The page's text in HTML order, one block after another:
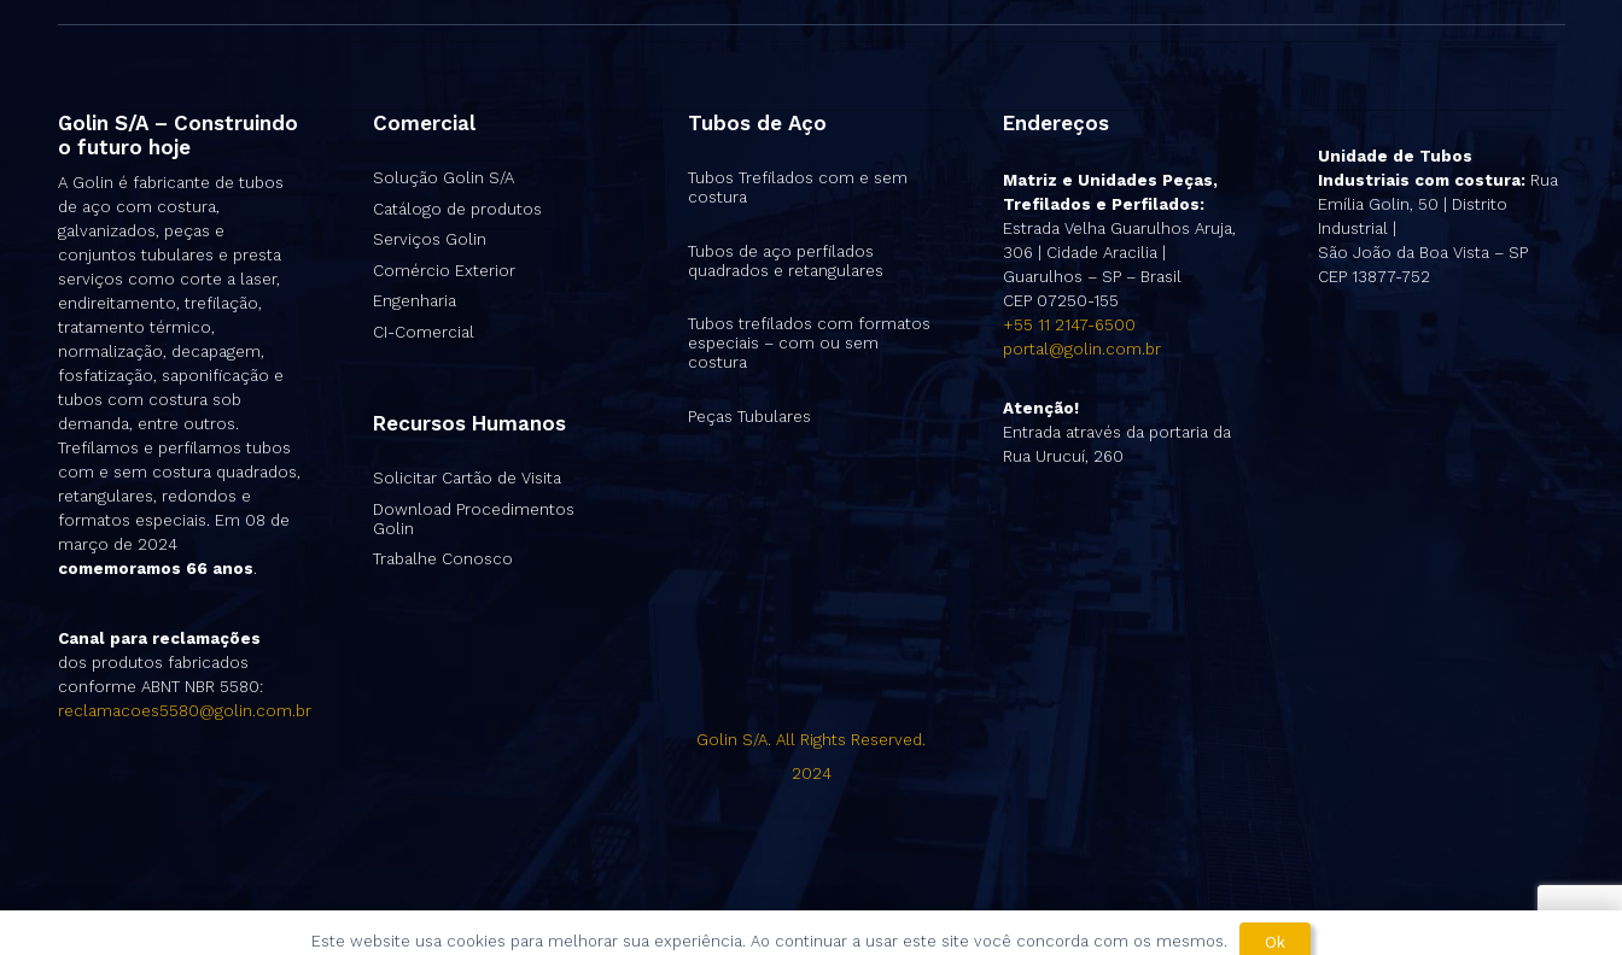
Golin S/A – Construindo
o futuro hoje
A Golin é fabricante de tubos
de aço com costura,
galvanizados, peças e
conjuntos tubulares e presta
serviços como corte a laser,
endireitamento, trefilação,
tratamento térmico,
normalização, decapagem,
fosfatização, saponificação e
tubos com costura sob
demanda, entre outros.
Trefilamos e perfilamos tubos
com e sem costura quadrados,
retangulares, redondos e
formatos especiais. Em 08 de
março de 2024
comemoramos 66 anos.
Canal para reclamações
dos produtos fabricados
conforme ABNT NBR 5580:
reclamacoes5580@golin.com.br
Comercial
Solução Golin S/A
Catálogo de produtos
Serviços Golin
Comércio Exterior
Engenharia
CI-Comercial
Recursos Humanos
Solicitar Cartão de Visita
Download Procedimentos
Golin
Trabalhe Conosco
Tubos de Aço
Tubos Trefilados com e sem
costura
Tubos de aço perfilados
quadrados e retangulares
Tubos trefilados com formatos
especiais – com ou sem
costura
Peças Tubulares
Endereços
Matriz e Unidades Peças,
Trefilados e Perfilados:
Estrada Velha Guarulhos Aruja,
306 | Cidade Aracilia |
Guarulhos – SP – Brasil
CEP 07250-155
+55 11 2147-6500
portal@golin.com.br
Atenção!
Entrada através da portaria da
Rua Urucuí, 260
Unidade de Tubos
Industriais com costura: Rua
Emília Golin, 50 | Distrito
Industrial |
São João da Boa Vista – SP
CEP 13877-752
Golin S/A. All Rights Reserved.
2024
Este website usa cookies para melhorar sua experiência. Ao continuar a usar este site você concorda com os mesmos. Ok